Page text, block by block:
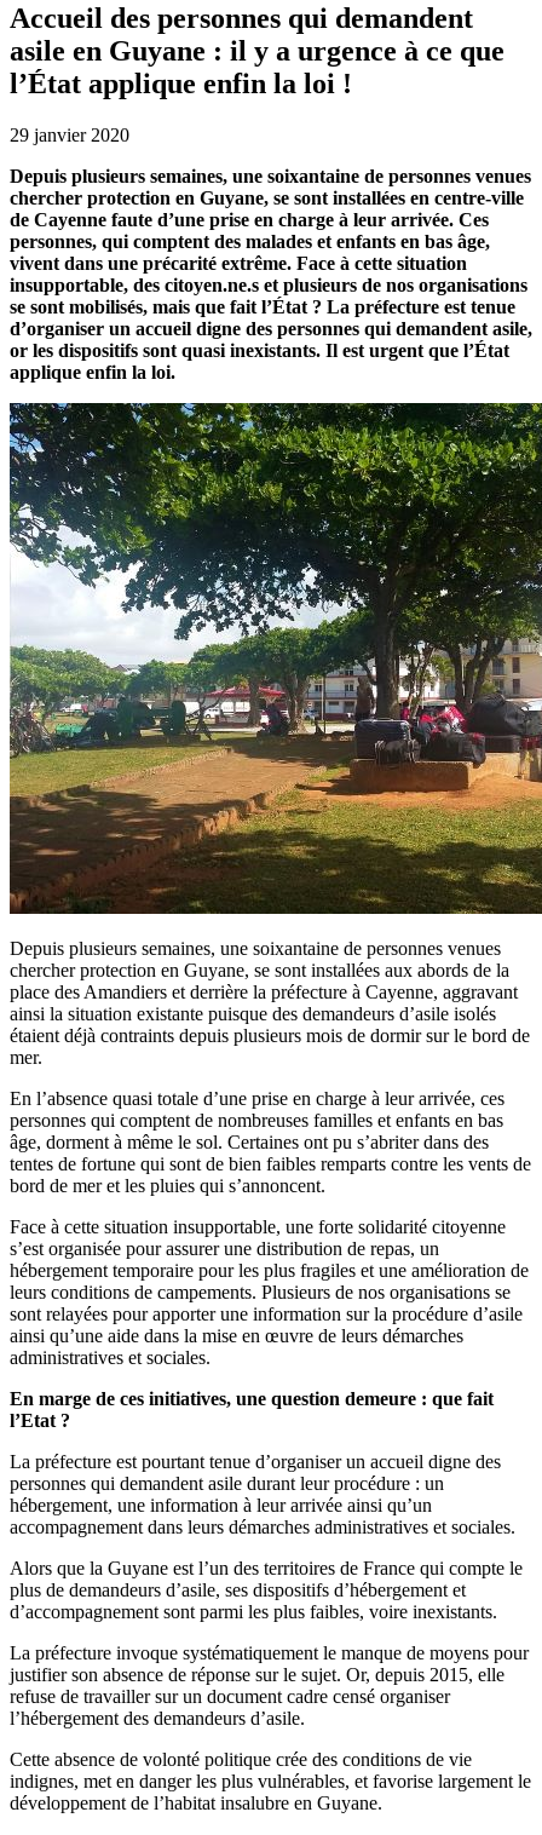
Accueil des personnes qui demandent
asile en Guyane : il y a urgence à ce que
l’État applique enfin la loi !
29 janvier 2020
Depuis plusieurs semaines, une soixantaine de personnes venues
chercher protection en Guyane, se sont installées en centre-ville
de Cayenne faute d’une prise en charge à leur arrivée. Ces
personnes, qui comptent des malades et enfants en bas âge,
vivent dans une précarité extrême. Face à cette situation
insupportable, des citoyen.ne.s et plusieurs de nos organisations
se sont mobilisés, mais que fait l’État ? La préfecture est tenue
d’organiser un accueil digne des personnes qui demandent asile,
or les dispositifs sont quasi inexistants. Il est urgent que l’État
applique enfin la loi.
Depuis plusieurs semaines, une soixantaine de personnes venues
chercher protection en Guyane, se sont installées aux abords de la
place des Amandiers et derrière la préfecture à Cayenne, aggravant
ainsi la situation existante puisque des demandeurs d’asile isolés
étaient déjà contraints depuis plusieurs mois de dormir sur le bord de
mer.
En l’absence quasi totale d’une prise en charge à leur arrivée, ces
personnes qui comptent de nombreuses familles et enfants en bas
âge, dorment à même le sol. Certaines ont pu s’abriter dans des
tentes de fortune qui sont de bien faibles remparts contre les vents de
bord de mer et les pluies qui s’annoncent.
Face à cette situation insupportable, une forte solidarité citoyenne
s’est organisée pour assurer une distribution de repas, un
hébergement temporaire pour les plus fragiles et une amélioration de
leurs conditions de campements. Plusieurs de nos organisations se
sont relayées pour apporter une information sur la procédure d’asile
ainsi qu’une aide dans la mise en œuvre de leurs démarches
administratives et sociales.
En marge de ces initiatives, une question demeure : que fait
l’Etat ?
La préfecture est pourtant tenue d’organiser un accueil digne des
personnes qui demandent asile durant leur procédure : un
hébergement, une information à leur arrivée ainsi qu’un
accompagnement dans leurs démarches administratives et sociales.
Alors que la Guyane est l’un des territoires de France qui compte le
plus de demandeurs d’asile, ses dispositifs d’hébergement et
d’accompagnement sont parmi les plus faibles, voire inexistants.
La préfecture invoque systématiquement le manque de moyens pour
justifier son absence de réponse sur le sujet. Or, depuis 2015, elle
refuse de travailler sur un document cadre censé organiser
l’hébergement des demandeurs d’asile.
Cette absence de volonté politique crée des conditions de vie
indignes, met en danger les plus vulnérables, et favorise largement le
développement de l’habitat insalubre en Guyane.